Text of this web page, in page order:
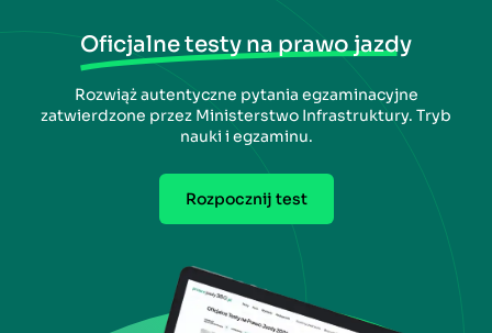
Oficjalne testy na prawo jazdy
Rozwiąż autentyczne pytania egzaminacyjne
zatwierdzone przez Ministerstwo Infrastruktury. Tryb
nauki i egzaminu.
Rozpocznij test